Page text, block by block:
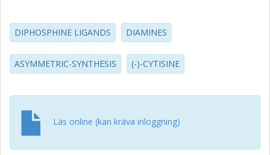
DIPHOSPHINE LIGANDS DIAMINES
ASYMMETRIC-SYNTHESIS (-)-CYTISINE
Läs online (kan kräva inloggning)